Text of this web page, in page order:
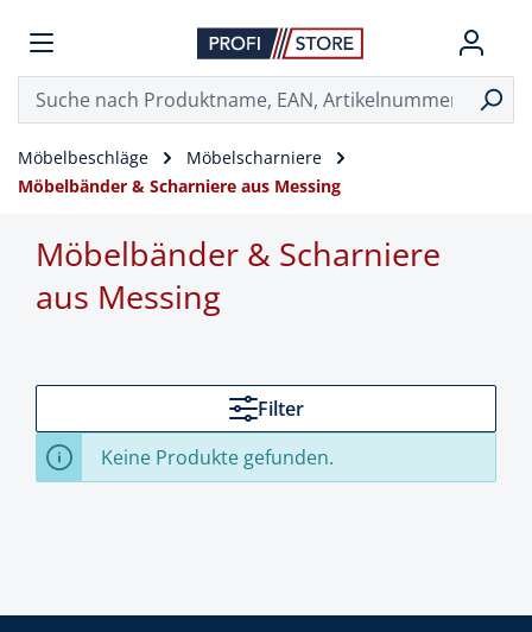
Möbelbeschläge
Möbelscharniere
Möbelbänder & Scharniere aus Messing
Möbelbänder & Scharniere
aus Messing
Filter
Keine Produkte gefunden.